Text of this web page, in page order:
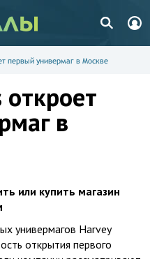
первый универмаг в Москве
в
или купить магазин
универмагов Harvey
открытия первого